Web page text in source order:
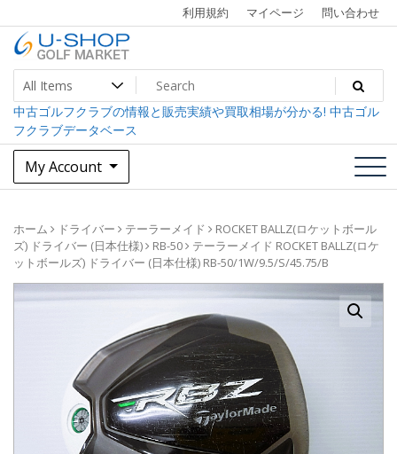
to
content
利用規約 マイページ 問い合わせ
U-SHOP Golf Market dev
中古ゴルフクラブ最大級！U-SHOPゴルフマーケット
中古ゴルフクラブの情報と販売実績や買取相場が分かる! 中古ゴル
フクラブデータベース
My Account
ホーム ドライバー テーラーメイド
ROCKET BALLZ(ロケットボール
ズ) ドライバー (日本仕様)
RB-50
テーラーメイド ROCKET BALLZ(ロケ
ットボールズ) ドライバー (日本仕様) RB-50/1W/9.5/S/45.75/B